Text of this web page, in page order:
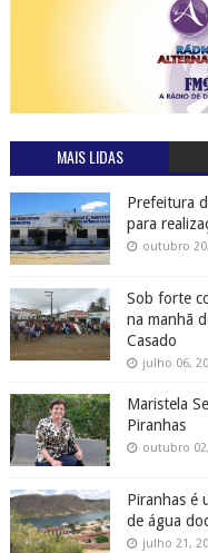
MAIS LIDAS
Prefeitura
para
outubro
Sob forte
na manhã
Casado
julho 06,
Maristela
Piranhas
outubro
Piranhas é
de água
julho 21,